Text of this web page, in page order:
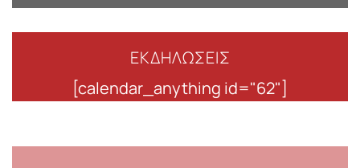
ΕΚΔΗΛΩΣΕΙΣ
[calendar_anything id="62"]